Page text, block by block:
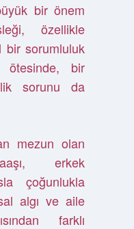
bir önem
özellikle
bir sorumluluk
ötesinde, bir
sorunu da
mezun olan
erkek
çoğunlukla
algı ve aile
farklı